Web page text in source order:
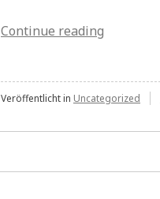
Continue reading
der
Veröffentlicht in Uncategorized